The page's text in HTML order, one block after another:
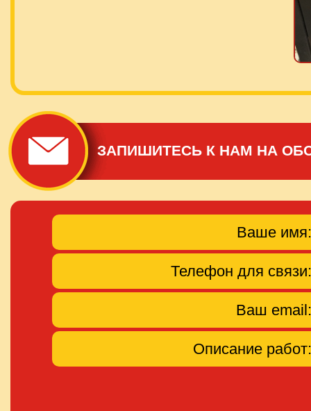
ЗАПИШИТЕСЬ К НАМ НА
Ваше имя:
Телефон для связи:
Ваш email:
Описание работ: